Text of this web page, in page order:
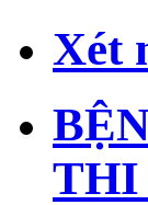
Xét
THI